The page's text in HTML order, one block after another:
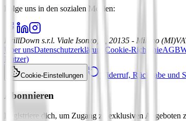
Folge uns in den sozialen Medien:
DrillDown s.r.l. Viale Isonzo, 8, 20135 - Milano (MI)
Über unsDatenschutzerklärung Cookie-RichtlinieAGB
Nutzer)
Cookie-Einstellungen Widerruf, Rückgabe und
Abonnieren
Registriere dich, um Zugang zu exklusiven Angeboten